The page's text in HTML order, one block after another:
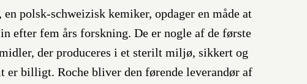
en polsk-schweizisk kemiker, opdager en måde at
efter fem års forskning. De er nogle af de første
der produceres i et sterilt miljø, sikkert og
er billigt. Roche bliver den førende leverandør af